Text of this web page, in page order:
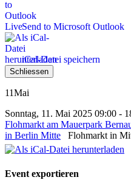
Send to Microsoft Outlook
iCal-Datei speichern
Schliessen
11Mai
Sonntag, 11. Mai 2025 09:00 -
Flohmarkt am Mauerpark
in Berlin Mitte Flohmarkt in
Event exportieren